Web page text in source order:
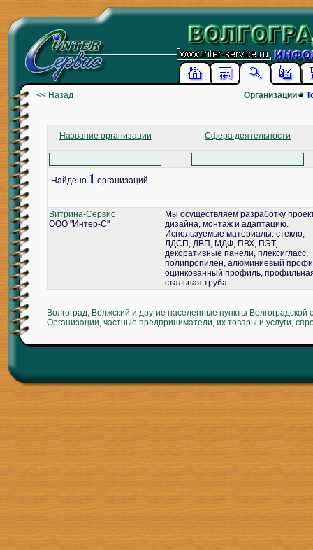
<< Назад Организации
Название организации Сфера деятельности
Найдено 1 организаций
Витрина-Сервис
ООО "Интер-С"
Мы осуществляем разработку
дизайна, монтаж и адаптацию.
Используемые материалы: стекло,
ЛДСП, ДВП, МДФ, ПВХ, ПЭТ,
декоративные панели, плексигласс,
полипропилен, алюминиевый
оцинкованный профиль,
стальная труба
Волгоград, Волжский и другие населенные пункты Волгоградской
Организации, частные предприниматели, их товары и услуги,